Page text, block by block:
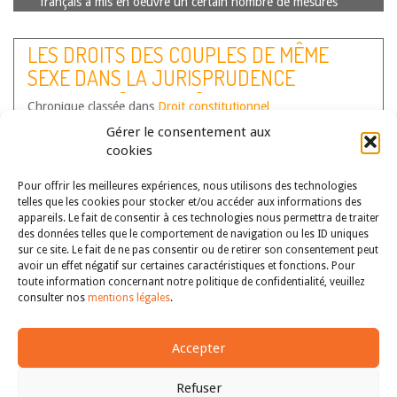
Gérer le consentement aux
cookies
Pour offrir les meilleures expériences, nous utilisons des technologies
telles que les cookies pour stocker et/ou accéder aux informations des
appareils. Le fait de consentir à ces technologies nous permettra de traiter
des données telles que le comportement de navigation ou les ID uniques
sur ce site. Le fait de ne pas consentir ou de retirer son consentement peut
avoir un effet négatif sur certaines caractéristiques et fonctions. Pour
toute information concernant notre politique de confidentialité, veuillez
consulter nos mentions légales.
Accepter
Refuser
de la dialectique « sécurité – liberté ». L’Italie a, elle aussi,
connu…Lire la suite
LES DROITS DES COUPLES DE MÊME
SEXE DANS LA JURISPRUDENCE
ITALIENNE [ARTICLE]
Chronique classée dans Droit constitutionnel
Franck Laffaille
italienne : du refus de consacrer le droit au mariage à la
protection de droits fondamentaux (à propos de
l’application de la pénible doctrine « separare but equal »)